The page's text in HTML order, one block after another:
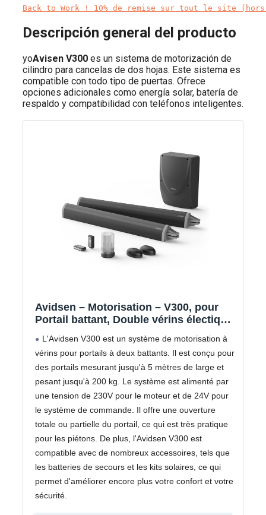
Back to Work ! 10% de remise sur tout le site (hors
Descripción general del producto
yoAvisen V300 es un sistema de motorización de
cilindro para cancelas de dos hojas. Este sistema es
compatible con todo tipo de puertas. Ofrece
opciones adicionales como energía solar, batería de
respaldo y compatibilidad con teléfonos inteligentes.
Avidsen – Motorisation – V300, pour
Portail battant, Double vérins électique
Clignotant LED, Gris – 114165
L'Avidsen V300 est un système de motorisation à
vérins pour portails à deux battants. Il est conçu pour
des portails mesurant jusqu'à 5 mètres de large et
pesant jusqu'à 200 kg. Le système est alimenté par
une tension de 230V pour le moteur et de 24V pour
le système de commande. Il offre une ouverture
totale ou partielle du portail, ce qui est très pratique
pour les piétons. De plus, l'Avidsen V300 est
compatible avec de nombreux accessoires, tels que
les batteries de secours et les kits solaires, ce qui
permet d'améliorer encore plus votre confort et votre
sécurité.